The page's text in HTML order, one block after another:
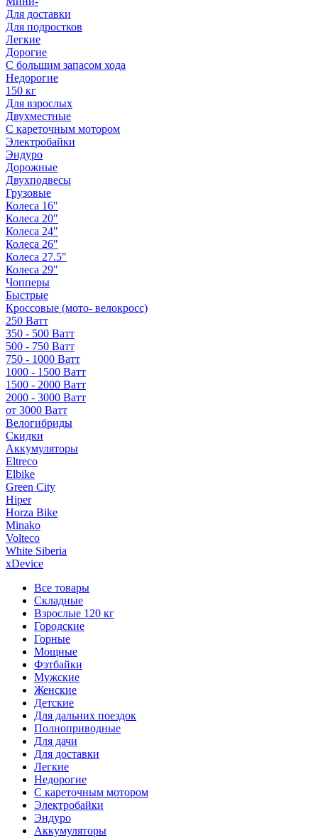
Для доставки
Для подростков
Легкие
Дорогие
С большим запасом хода
Недорогие
150 кг
Для взрослых
Двухместные
С кареточным мотором
Электробайки
Эндуро
Дорожные
Двухподвесы
Грузовые
Колеса 16"
Колеса 20"
Колеса 24"
Колеса 26"
Колеса 27.5"
Колеса 29"
Чопперы
Быстрые
Кроссовые (мото- велокросс)
250 Ватт
350 - 500 Ватт
500 - 750 Ватт
750 - 1000 Ватт
1000 - 1500 Ватт
1500 - 2000 Ватт
2000 - 3000 Ватт
от 3000 Ватт
Велогибриды
Скидки
Аккумуляторы
Eltreco
Elbike
Green City
Hiper
Horza Bike
Minako
Volteco
White Siberia
xDevice
Все товары
Складные
Взрослые 120 кг
Городские
Горные
Мощные
Фэтбайки
Мужские
Женские
Детские
Для дальних поездок
Полноприводные
Для дачи
Для доставки
Легкие
Недорогие
С кареточным мотором
Электробайки
Эндуро
Аккумуляторы